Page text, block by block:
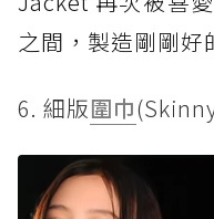
之間，製造剛剛好
6. 細版圍巾